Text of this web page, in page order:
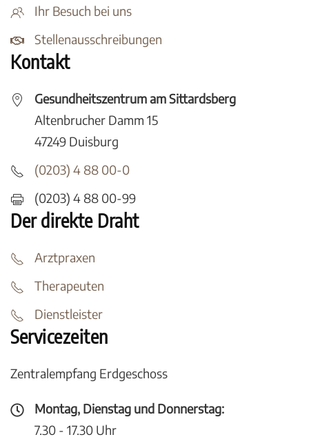
Ihr Besuch bei uns
Stellenausschreibungen
Kontakt
Gesundheitszentrum am Sittardsberg
Altenbrucher Damm 15
47249 Duisburg
(0203) 4 88 00-0
(0203) 4 88 00-99
Der direkte Draht
Arztpraxen
Therapeuten
Dienstleister
Servicezeiten
Zentralempfang Erdgeschoss
Montag, Dienstag und Donnerstag:
7.30 - 17.30 Uhr